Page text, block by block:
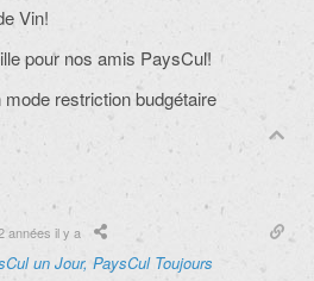
Vin!
pour nos amis PaysCul!
restriction budgétaire
années il y a
un Jour, PaysCul Toujours